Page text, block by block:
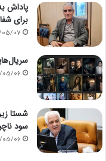
پاداش
برای
05/07
05/06
شستا
سود
05/06